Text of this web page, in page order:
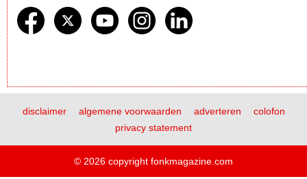
disclaimer algemene voorwaarden adverteren
colofon
privacy statement
© 2026 copyright fonkmagazine.com